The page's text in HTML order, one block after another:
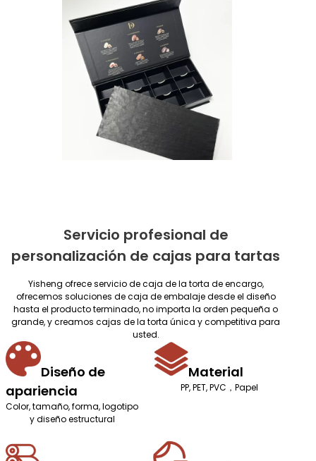
Servicio profesional de
personalización de cajas para tartas
Yisheng ofrece servicio de caja de la torta de encargo,
ofrecemos soluciones de caja de embalaje desde el diseño
hasta el producto terminado, no importa la orden pequeña o
grande, y creamos cajas de la torta única y competitiva para
usted.
Diseño de
apariencia
Color, tamaño, forma, logotipo
y diseño estructural
Material
PP, PET, PVC，Papel